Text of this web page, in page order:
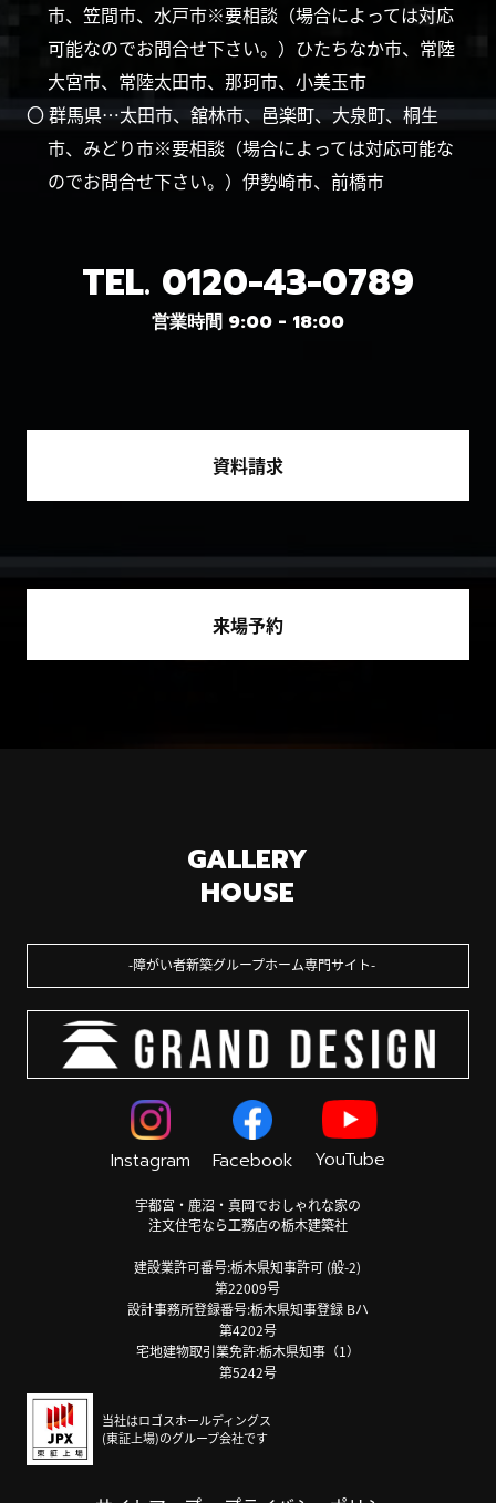
市、笠間市、水戸市※要相談（場合によっては対応
可能なのでお問合せ下さい。）ひたちなか市、常陸
大宮市、常陸太田市、那珂市、小美玉市
〇 群馬県…太田市、舘林市、邑楽町、大泉町、桐生
市、みどり市※要相談（場合によっては対応可能な
のでお問合せ下さい。）伊勢崎市、前橋市
TEL. 0120-43-0789
営業時間 9:00 - 18:00
資料請求
来場予約
GALLERY
HOUSE
障がい者新築グループホーム専門サイト
Instagram Facebook YouTube
宇都宮・鹿沼・真岡でおしゃれな家の
注文住宅なら工務店の栃木建築社
建設業許可番号:栃木県知事許可 (般-2)
第22009号
設計事務所登録番号:栃木県知事登録 Bハ
第4202号
宅地建物取引業免許:栃木県知事（1）
第5242号
当社はロゴスホールディングス
(東証上場)のグループ会社です